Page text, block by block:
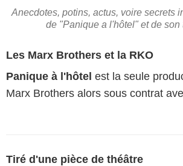
Anecdotes, potins, actus, voire secrets
de "Panique a l'hôtel" et de son
Les Marx Brothers et la RKO
Panique à l'hôtel est la seule
Marx Brothers alors sous contrat
Tiré d'une pièce de théâtre